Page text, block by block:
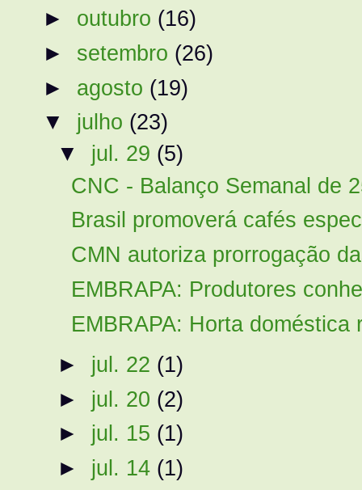
► outubro (16)
► setembro (26)
► agosto (19)
▼ julho (23)
▼ jul. 29 (5)
CNC - Balanço Semanal de
Brasil promoverá cafés
CMN autoriza prorrogação
EMBRAPA: Produtores
EMBRAPA: Horta
► jul. 22 (1)
► jul. 20 (2)
► jul. 15 (1)
► jul. 14 (1)